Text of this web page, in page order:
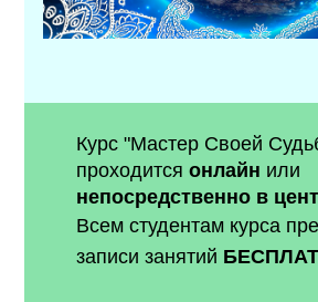
Курс "Мастер Своей
проходитсяонлайн или
непосредственно в
Всем студентам курса
записи занятий